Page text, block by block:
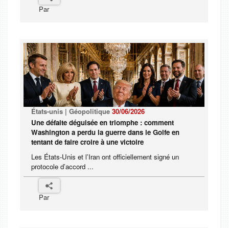
Par
États-unis | Géopolitique 30/06/2026
Une défaite déguisée en triomphe : comment
Washington a perdu la guerre dans le Golfe en
tentant de faire croire à une victoire
Les États-Unis et l’Iran ont officiellement signé un
protocole d’accord ...
Par